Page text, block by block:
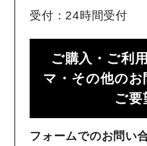
受付：24時間受付
ご購入・ご利
マ・その他のお
ご要
フォームでのお問い